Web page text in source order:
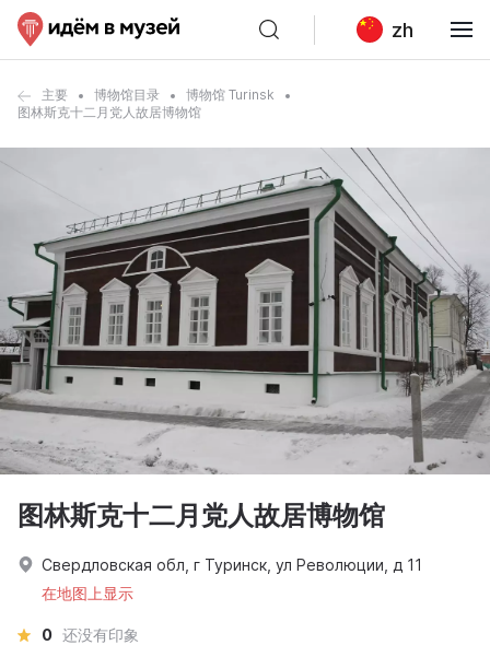
zh
主要 博物馆目录
博物馆 Turinsk
图林斯克十二月党人故居博物馆
图林斯克十二月党人故居博物馆
Свердловская обл, г Туринск, ул Революции, д 11
在地图上显示
0 还没有印象